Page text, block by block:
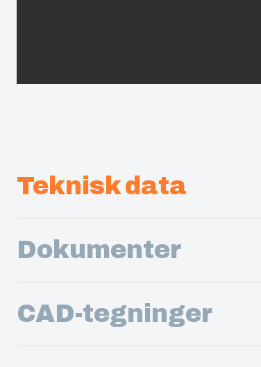
Teknisk data
Dokumenter
CAD-tegninger